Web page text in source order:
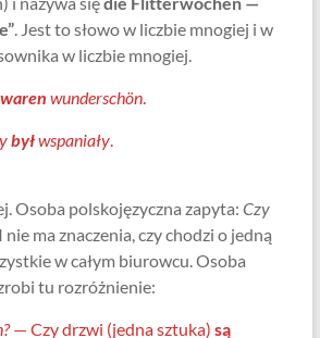
. Jest to słowo w liczbie mnogiej i w
w liczbie mnogiej.
waren wunderschön.
byłwspaniały.
Osoba polskojęzyczna zapyta: Czy
nie ma znaczenia, czy chodzi o jedną
w całym biurowcu. Osoba
tu rozróżnienie:
— Czy drzwi (jedna sztuka) są